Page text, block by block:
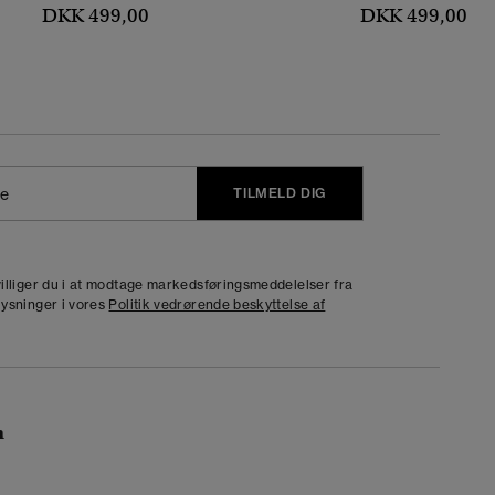
DKK 499,00 DKK 499,00
TILMELD DIG
du i at modtage markedsføringsmeddelelser fra
i vores Politik vedrørende beskyttelse af